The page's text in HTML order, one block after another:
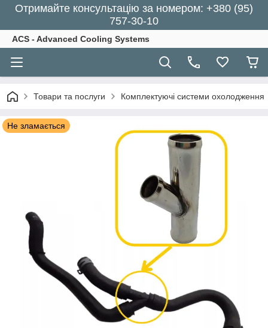
Отримайте консультацію за номером: +380 (95)
757-30-10
ACS - Advanced Cooling Systems
Товари та послуги Комплектуючі системи охолодження
Не зламається